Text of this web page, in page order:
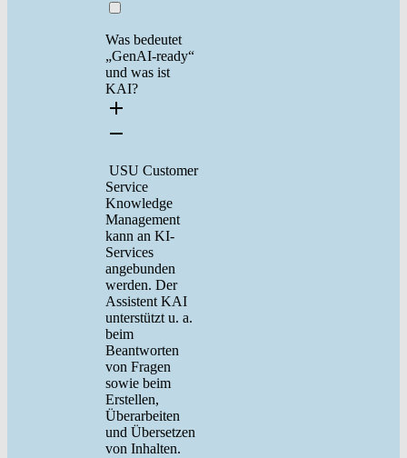
Was bedeutet
„GenAI-ready“
und was ist
KAI?
USU Customer
Service
Knowledge
Management
kann an KI-
Services
angebunden
werden. Der
Assistent KAI
unterstützt u. a.
beim
Beantworten
von Fragen
sowie beim
Erstellen,
Überarbeiten
und Übersetzen
von Inhalten.